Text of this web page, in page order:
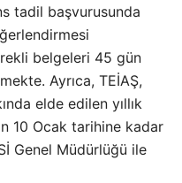
tadil başvurusunda
belgeleri 45 gün
Ayrıca, TEİAŞ,
elde edilen yıllık
10 Ocak tarihine kadar
Genel Müdürlüğü ile